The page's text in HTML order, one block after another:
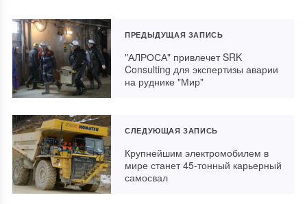
ПРЕДЫДУЩАЯ ЗАПИСЬ
"АЛРОСА" привлечет SRK
Consulting для экспертизы аварии
на руднике "Мир"
СЛЕДУЮЩАЯ ЗАПИСЬ
Крупнейшим электромобилем в
мире станет 45-тонный карьерный
самосвал